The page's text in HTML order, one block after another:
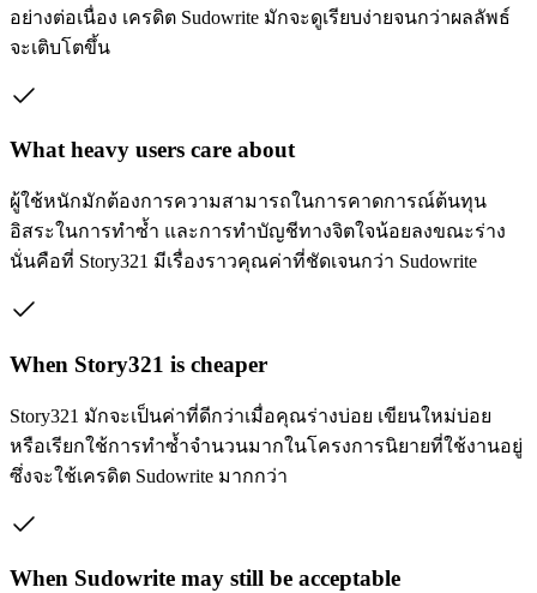
อย่างต่อเนื่อง เครดิต Sudowrite มักจะดูเรียบง่ายจนกว่าผลลัพธ์
จะเติบโตขึ้น
What heavy users care about
ผู้ใช้หนักมักต้องการความสามารถในการคาดการณ์ต้นทุน
อิสระในการทำซ้ำ และการทำบัญชีทางจิตใจน้อยลงขณะร่าง
นั่นคือที่ Story321 มีเรื่องราวคุณค่าที่ชัดเจนกว่า Sudowrite
When Story321 is cheaper
Story321 มักจะเป็นค่าที่ดีกว่าเมื่อคุณร่างบ่อย เขียนใหม่บ่อย
หรือเรียกใช้การทำซ้ำจำนวนมากในโครงการนิยายที่ใช้งานอยู่
ซึ่งจะใช้เครดิต Sudowrite มากกว่า
When Sudowrite may still be acceptable